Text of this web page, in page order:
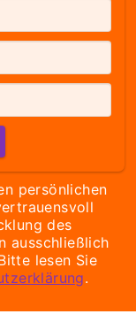
persönlichen
des
ausschließlich
lesen Sie
.